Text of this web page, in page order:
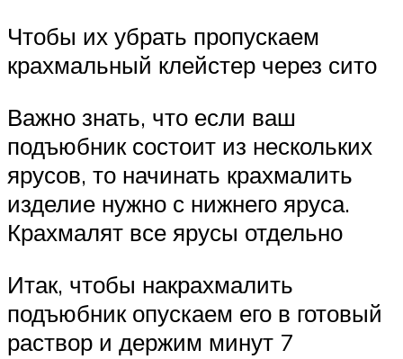
Чтобы их убрать пропускаем
крахмальный клейстер через сито
Важно знать, что если ваш
подъюбник состоит из нескольких
ярусов, то начинать крахмалить
изделие нужно с нижнего яруса.
Крахмалят все ярусы отдельно
Итак, чтобы накрахмалить
подъюбник опускаем его в готовый
раствор и держим минут 7